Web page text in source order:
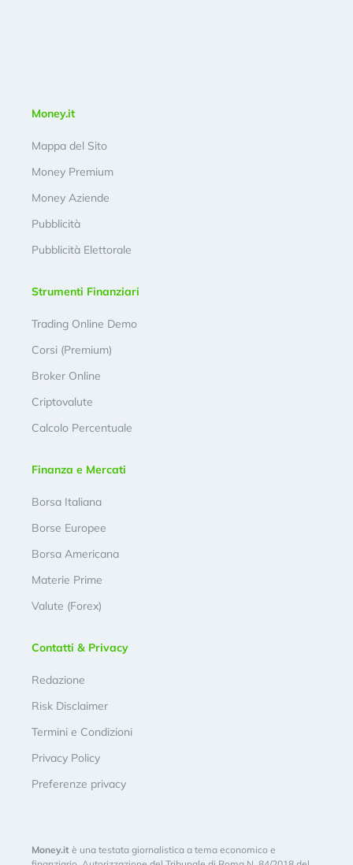
Money.it
Mappa del Sito
Money Premium
Money Aziende
Pubblicità
Pubblicità Elettorale
Strumenti Finanziari
Trading Online Demo
Corsi (Premium)
Broker Online
Criptovalute
Calcolo Percentuale
Finanza e Mercati
Borsa Italiana
Borse Europee
Borsa Americana
Materie Prime
Valute (Forex)
Contatti & Privacy
Redazione
Risk Disclaimer
Termini e Condizioni
Privacy Policy
Preferenze privacy
Money.it è una testata giornalistica a tema economico e